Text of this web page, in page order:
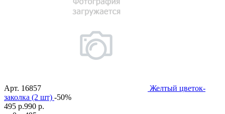
Арт. 16857
Желтый цветок-
заколка (2 шт) -50%
495 р.990 р.